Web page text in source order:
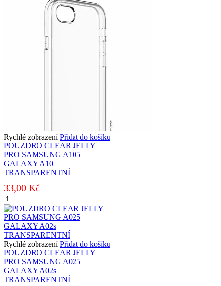
TRANSPARENTNÍ
Rychlé zobrazení Přidat do košíku
POUZDRO CLEAR JELLY
PRO SAMSUNG A105
GALAXY A10
TRANSPARENTNÍ
33,00 Kč
POUZDRO
CLEAR
JELLY
PRO
SAMSUNG
A105
GALAXY
A10
TRANSPARENTNÍ
množství
Rychlé zobrazení Přidat do košíku
POUZDRO CLEAR JELLY
PRO SAMSUNG A025
GALAXY A02s
TRANSPARENTNÍ